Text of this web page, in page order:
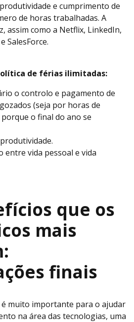
e cumprimento de
de horas trabalhadas. A
assim como a Netflix, LinkedIn,
SalesForce.
de férias ilimitadas:
o controlo e pagamento de
(seja por horas de
o final do ano se
entre vida pessoal e vida
que os
mais
finais
muito importante para o ajudar
na área das tecnologias, uma